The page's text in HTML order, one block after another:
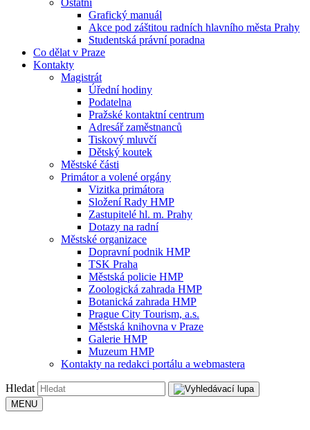
Ostatní
Grafický manuál
Akce pod záštitou radních hlavního města Prahy
Studentská právní poradna
Co dělat v Praze
Kontakty
Magistrát
Úřední hodiny
Podatelna
Pražské kontaktní centrum
Adresář zaměstnanců
Tiskový mluvčí
Dětský koutek
Městské části
Primátor a volené orgány
Vizitka primátora
Složení Rady HMP
Zastupitelé hl. m. Prahy
Dotazy na radní
Městské organizace
Dopravní podnik HMP
TSK Praha
Městská policie HMP
Zoologická zahrada HMP
Botanická zahrada HMP
Prague City Tourism, a.s.
Městská knihovna v Praze
Galerie HMP
Muzeum HMP
Kontakty na redakci portálu a webmastera
Hledat
MENU